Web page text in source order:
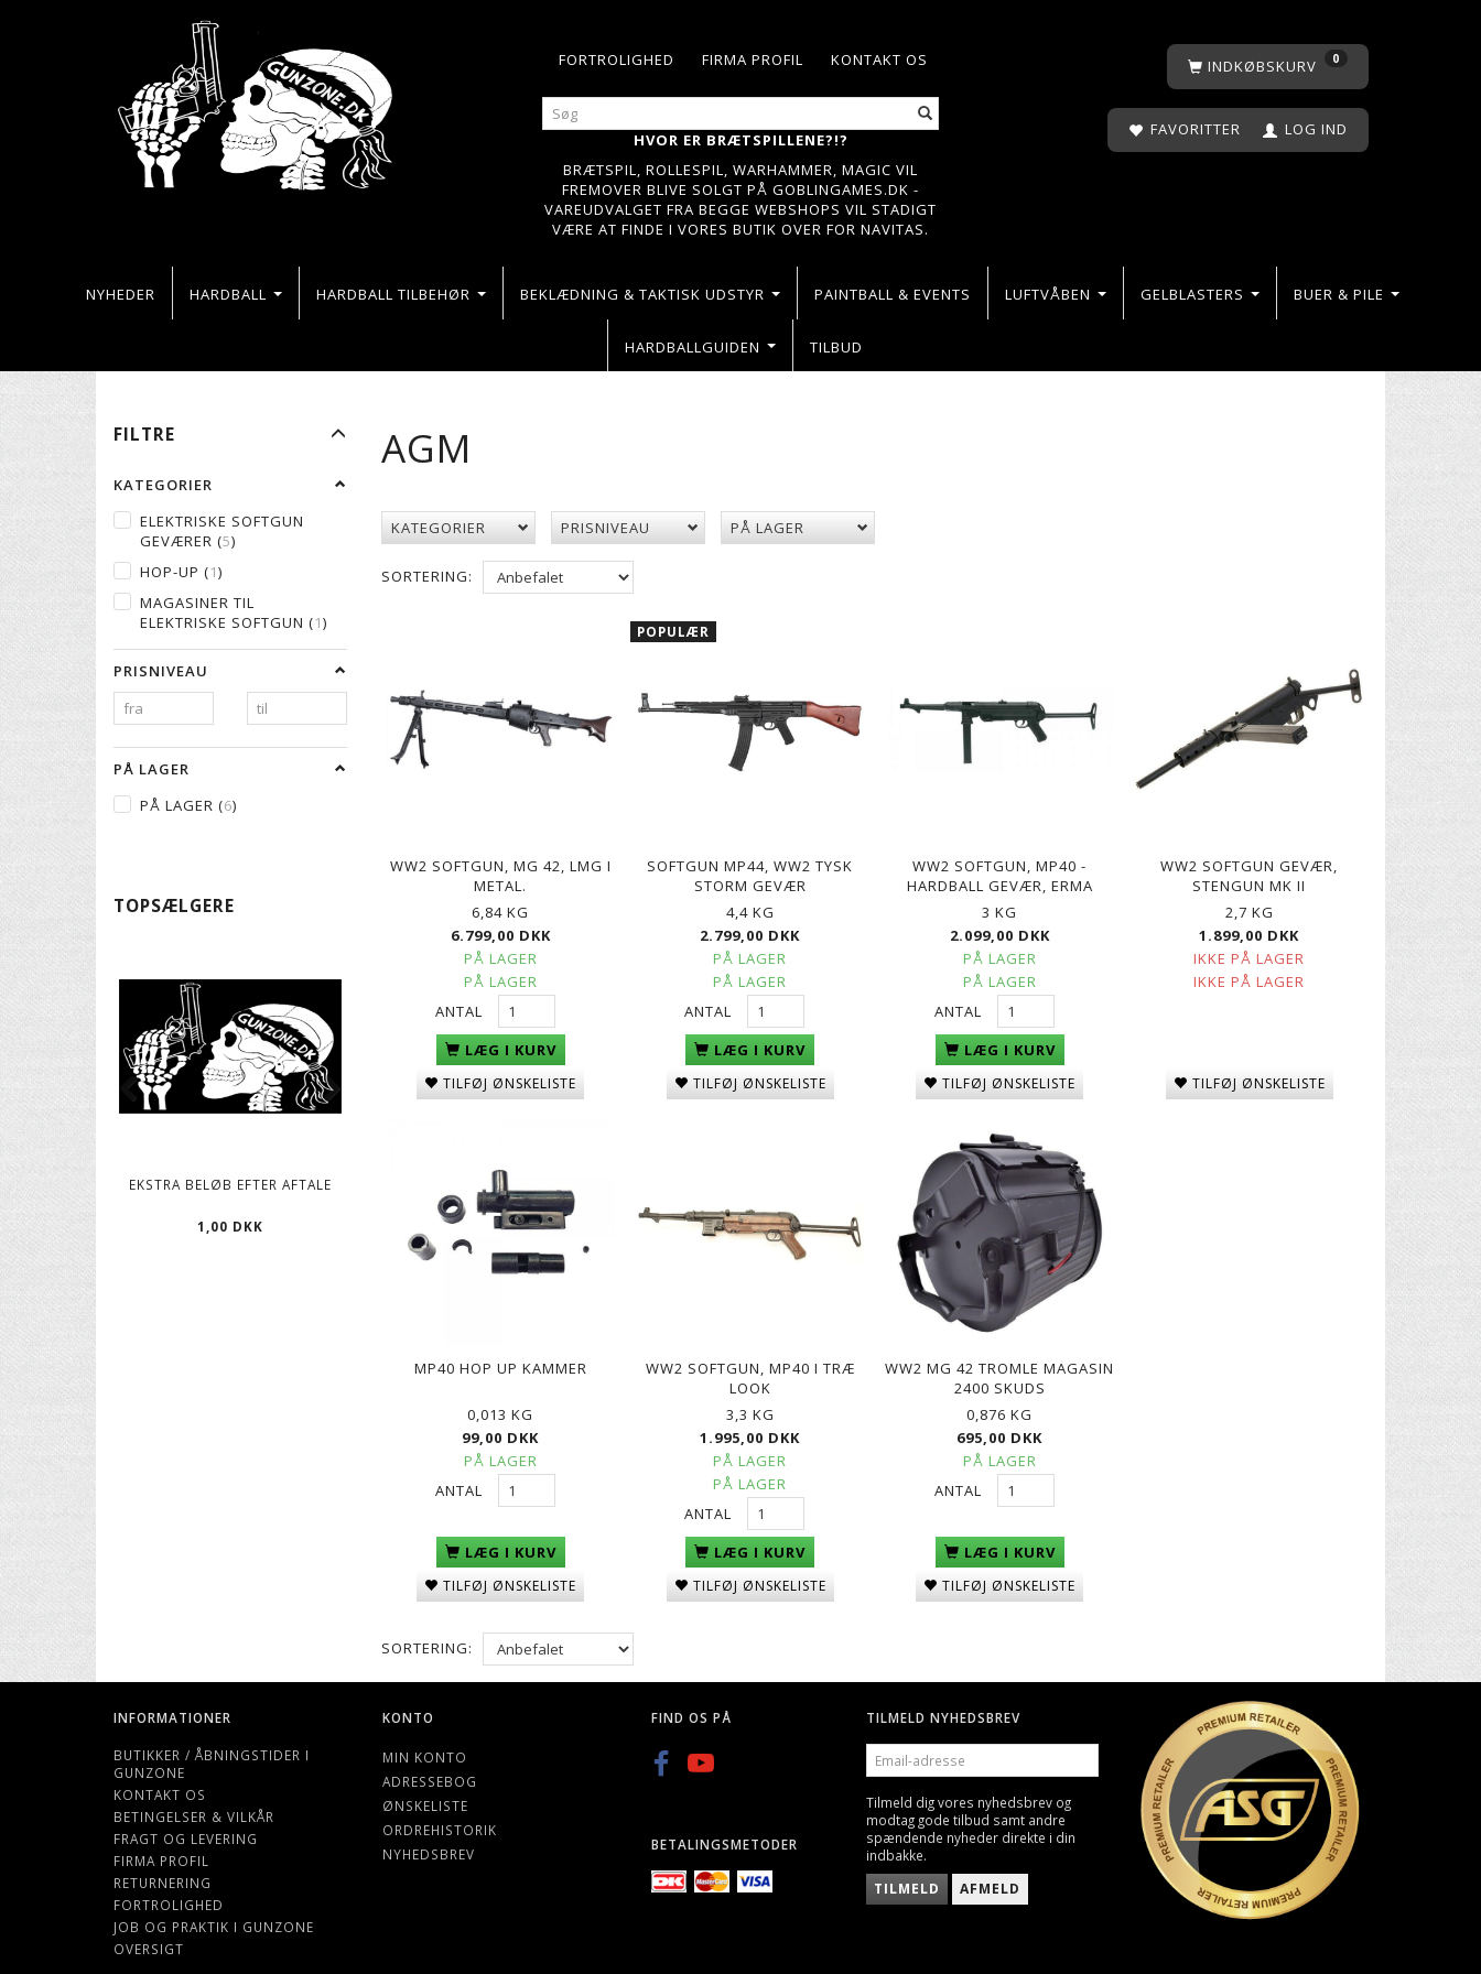
KONTAKT OS
FIRMA PROFIL
FORTROLIGHED
HVOR ER BRÆTSPILLENE?!?
BRÆTSPIL, ROLLESPIL, WARHAMMER, MAGIC VIL
FREMOVER BLIVE SOLGT PÅ GOBLINGAMES.DK -
VAREUDVALGET FRA BEGGE WEBSHOPS VIL STADIGT
VÆRE AT FINDE I VORES BUTIK OVER FOR NAVITAS.
INDKØBSKURV 0
FAVORITTER LOG IND
NYHEDER HARDBALL HARDBALL TILBEHØR BEKLÆDNING & TAKTISK UDSTYR PAINTBALL & EVENTS LUFTVÅBEN GELBLASTERS BUER & PILE
HARDBALLGUIDEN TILBUD
FILTRE
SKIFTE
FILTER
KATEGORIER
ELEKTRISKE SOFTGUN
GEVÆRER (5)
HOP-UP (1)
MAGASINER TIL
ELEKTRISKE SOFTGUN (1)
PRISNIVEAU
PÅ LAGER
PÅ LAGER (6)
TOPSÆLGERE
EKSTRA BELØB EFTER AFTALE
1,00 DKK
CO2 PATRONER, 12G, 25 STK
119,00 DKK
59,00 DKK
GREEN POWER GAS, GEN. II -
600ML/800ML
89,00 DKK
30" CARBON PIL TIL BUE
129,00 DKK
AGM
KATEGORIER PRISNIVEAU PÅ LAGER
SORTERING:
WW2 SOFTGUN, MG 42, LMG I
METAL.
6,84 KG
6.799,00 DKK
PÅ LAGER
PÅ LAGER
ANTAL
LÆG I KURV
TILFØJ ØNSKELISTE
POPULÆR
SOFTGUN MP44, WW2 TYSK
STORM GEVÆR
4,4 KG
2.799,00 DKK
PÅ LAGER
PÅ LAGER
ANTAL
LÆG I KURV
TILFØJ ØNSKELISTE
WW2 SOFTGUN, MP40 -
HARDBALL GEVÆR, ERMA
3 KG
2.099,00 DKK
PÅ LAGER
PÅ LAGER
ANTAL
LÆG I KURV
TILFØJ ØNSKELISTE
WW2 SOFTGUN GEVÆR,
STENGUN MK II
2,7 KG
1.899,00 DKK
IKKE PÅ LAGER
IKKE PÅ LAGER
TILFØJ ØNSKELISTE
MP40 HOP UP KAMMER
0,013 KG
99,00 DKK
PÅ LAGER
ANTAL
LÆG I KURV
TILFØJ ØNSKELISTE
WW2 SOFTGUN, MP40 I TRÆ
LOOK
3,3 KG
1.995,00 DKK
PÅ LAGER
PÅ LAGER
ANTAL
LÆG I KURV
TILFØJ ØNSKELISTE
WW2 MG 42 TROMLE MAGASIN
2400 SKUDS
0,876 KG
695,00 DKK
PÅ LAGER
ANTAL
LÆG I KURV
TILFØJ ØNSKELISTE
SORTERING:
INFORMATIONER
BUTIKKER / ÅBNINGSTIDER I
GUNZONE
KONTAKT OS
BETINGELSER & VILKÅR
FRAGT OG LEVERING
FIRMA PROFIL
RETURNERING
FORTROLIGHED
JOB OG PRAKTIK I GUNZONE
OVERSIGT
KONTO
MIN KONTO
ADRESSEBOG
ØNSKELISTE
ORDREHISTORIK
NYHEDSBREV
FIND OS PÅ
BETALINGSMETODER
TILMELD NYHEDSBREV
EMAIL-
ADRESSE
Tilmeld dig vores nyhedsbrev og
modtag gode tilbud samt andre
spændende nyheder direkte i din
indbakke.
TILMELD AFMELD